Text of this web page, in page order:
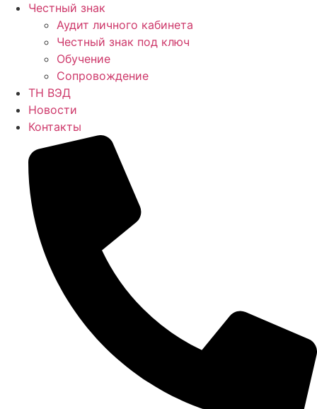
Честный знак
Аудит личного кабинета
Честный знак под ключ
Обучение
Сопровождение
ТН ВЭД
Новости
Контакты